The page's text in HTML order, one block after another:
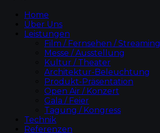
Home
Über Uns
Leistungen
Film / Fernsehen / Streaming
Messe / Ausstellung
Kultur / Theater
Architektur-Beleuchtung
Produkt-Präsentation
Open Air / Konzert
Gala / Feier
Tagung / Kongress
Technik
Referenzen